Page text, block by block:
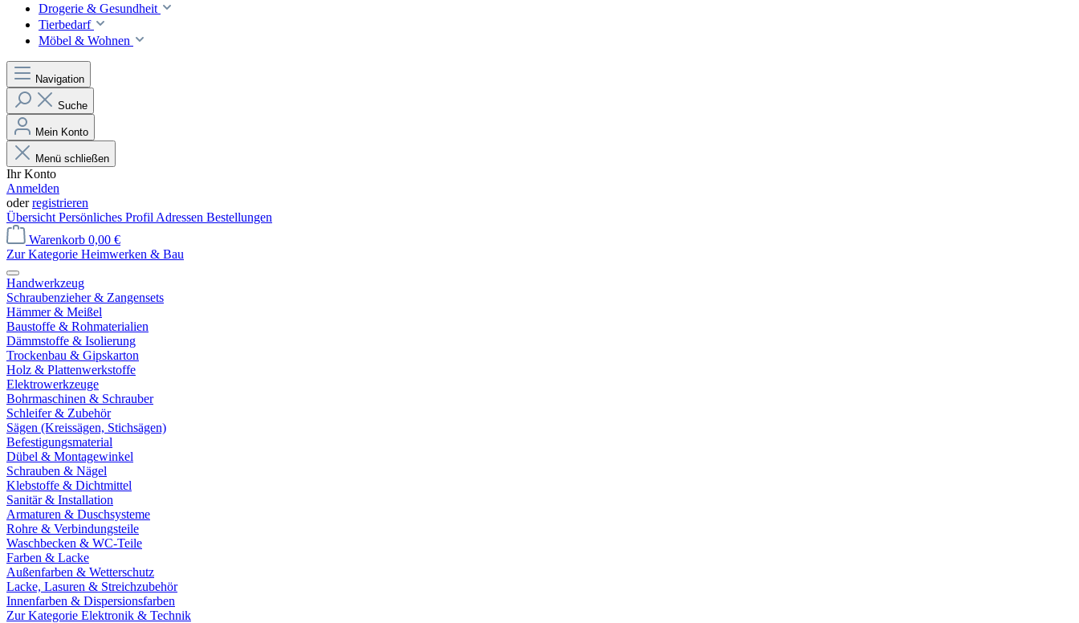
Drogerie & Gesundheit
Tierbedarf
Möbel & Wohnen
Navigation
Suche
Mein Konto
Menü schließen
Ihr Konto
Anmelden
oderregistrieren
Übersicht Persönliches Profil Adressen Bestellungen
Warenkorb 0,00 €
Zur Kategorie Heimwerken & Bau
Handwerkzeug
Schraubenzieher & Zangensets
Hämmer & Meißel
Baustoffe & Rohmaterialien
Dämmstoffe & Isolierung
Trockenbau & Gipskarton
Holz & Plattenwerkstoffe
Elektrowerkzeuge
Bohrmaschinen & Schrauber
Schleifer & Zubehör
Sägen (Kreissägen, Stichsägen)
Befestigungsmaterial
Dübel & Montagewinkel
Schrauben & Nägel
Klebstoffe & Dichtmittel
Sanitär & Installation
Armaturen & Duschsysteme
Rohre & Verbindungsteile
Waschbecken & WC-Teile
Farben & Lacke
Außenfarben & Wetterschutz
Lacke, Lasuren & Streichzubehör
Innenfarben & Dispersionsfarben
Zur Kategorie Elektronik & Technik